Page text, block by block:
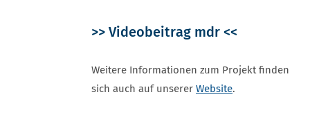
>> Videobeitrag mdr <<
Weitere Informationen zum Projekt finden
sich auch auf unserer Website.